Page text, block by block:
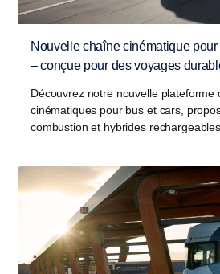
Nouvelle chaîne cinématique
– conçue pour des voyages
Découvrez notre nouvelle plateforme
cinématiques pour bus et cars,
combustion et hybrides